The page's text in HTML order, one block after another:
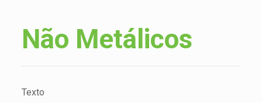
Não Metálicos
Texto